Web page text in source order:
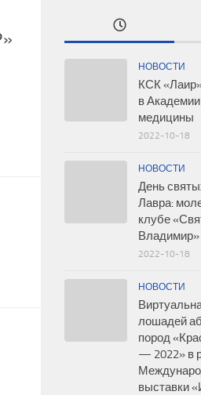
НОВОСТИ
КСК
в
медицины
2022-10-18
НОВОСТИ
День
Лавра:
клубе
Владимир»
2022-10-18
НОВОСТИ
лошадей
пород
— 2022» в
выставки